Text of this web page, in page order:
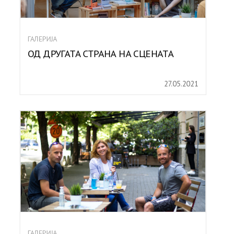
ГАЛЕРИЈА
ОД ДРУГАТА СТРАНА НА СЦЕНАТА
27.05.2021